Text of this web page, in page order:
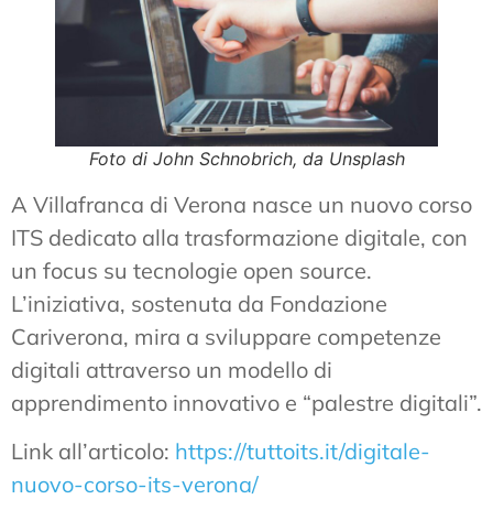
Foto di John Schnobrich, da Unsplash
A Villafranca di Verona nasce un nuovo corso
ITS dedicato alla trasformazione digitale, con
un focus su tecnologie open source.
L’iniziativa, sostenuta da Fondazione
Cariverona, mira a sviluppare competenze
digitali attraverso un modello di
apprendimento innovativo e “palestre digitali”.
Link all’articolo: https://tuttoits.it/digitale-
nuovo-corso-its-verona/